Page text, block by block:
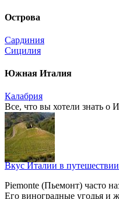
Острова
Сардиния
Сицилия
Южная Италия
Калабрия
Все, что вы хотели знать o
Вкус Италии в
Piemonte (Пьемонт) часто
Его виноградные угодья и